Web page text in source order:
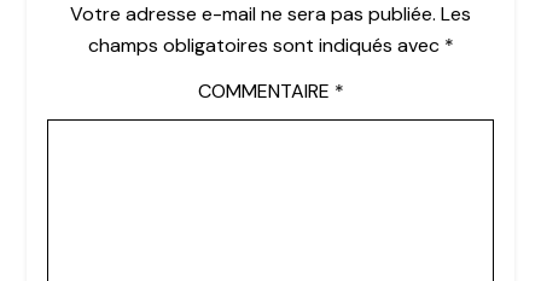
Votre adresse e-mail ne sera pas publiée. Les
champs obligatoires sont indiqués avec *
COMMENTAIRE *